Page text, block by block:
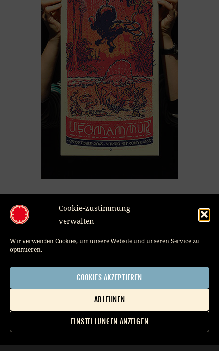
Cookie-Zustimmung
verwalten
Wir verwenden Cookies, um unsere Website und unseren Service zu
optimieren.
COOKIES AKZEPTIEREN
ABLEHNEN
EINSTELLUNGEN ANZEIGEN
Ufomammut
ADD TO CART
Member of
Datenschutzerklärung
AGB